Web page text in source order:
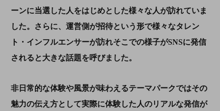
ーンに当選した人をはじめとした様々な人が訪れていま
した。さらに、運営側が招待という形で様々なタレン
ト・インフルエンサーが訪れそこでの様子がSNSに発信
されると大きな話題を呼びました。
非日常的な体験や風景が味わえるテーマパークではその
魅力の伝え方として実際に体験した人のリアルな発信が